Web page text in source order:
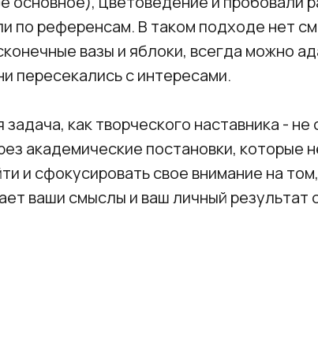
по референсам. В таком подходе нет
вазы и яблоки, всегда можно
пересекались с интересами.
как творческого наставника -
академические постановки, которые
и сфокусировать свое внимание на
ваши смыслы и ваш личный результат